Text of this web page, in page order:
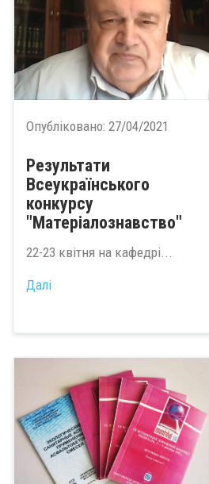
Опубліковано:27/04/2021
Результати
Всеукраїнського
конкурсу
"Матеріалознавство"
22-23 квітня на кафедрі...
Далі